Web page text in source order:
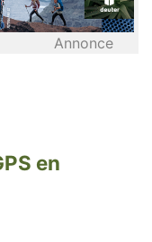
Annonce
en